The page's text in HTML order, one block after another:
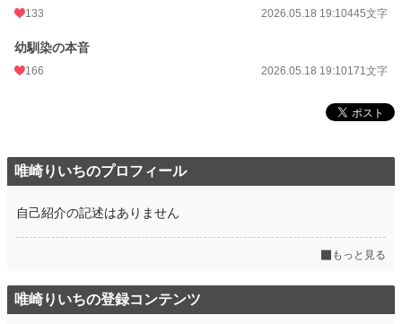
文字数
更新日時 2026.05.18 19:10
初回公開日時
月間ポイント 8,190 pt (5,372 位)
133 2026.05.18 19:10445文字
幼馴染の本音
166 2026.05.18 19:10171文字
唯崎りいちのプロフィール
自己紹介の記述はありません
もっと見る
唯崎りいちの登録コンテンツ